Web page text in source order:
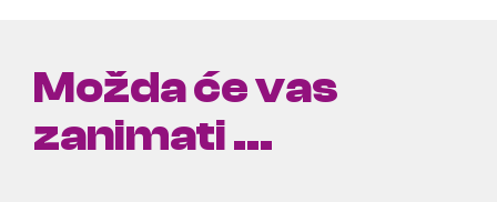
Možda će vas
zanimati ...